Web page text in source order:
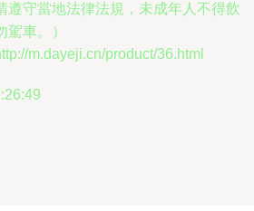
遵守當地法律法規，未成年人不得飲
車。）
m.dayeji.cn/product/36.html